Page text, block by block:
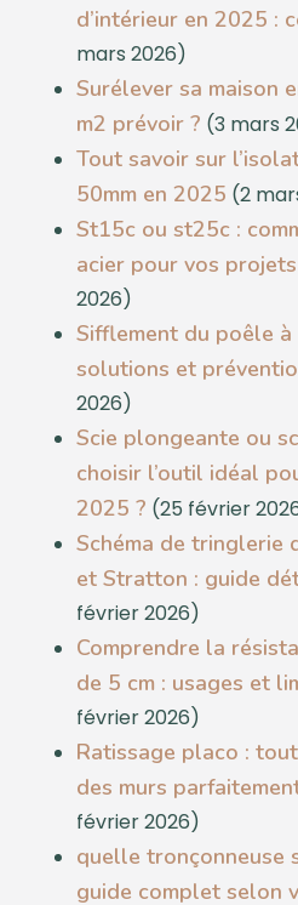
d’intérieur en 2025 :
mars 2026)
Surélever sa maison
m2 prévoir ? (3 mars
Tout savoir sur
50mm en 2025 (2
St15c ou st25c :
acier pour vos
2026)
Sifflement du poêle à
solutions et
2026)
Scie plongeante ou
choisir l’outil idéal
2025 ? (25 février
Schéma de tringlerie
et Stratton : guide
février 2026)
Comprendre la
de 5 cm : usages et
février 2026)
Ratissage placo :
des murs
février 2026)
quelle tronçonneuse
guide complet selon